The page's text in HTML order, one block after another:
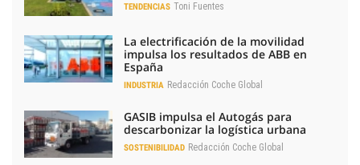
TENDENCIAS Toni Fuentes
La electrificación de la movilidad
impulsa los resultados de ABB en
España
INDUSTRIA Redacción Coche Global
GASIB impulsa el Autogás para
descarbonizar la logística urbana
SOSTENIBILIDAD Redacción Coche Global